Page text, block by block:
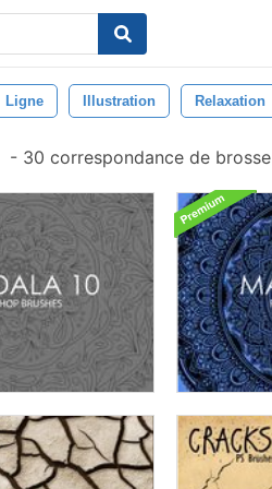
Ligne Illustration Relaxation
- 30 correspondance de brosse